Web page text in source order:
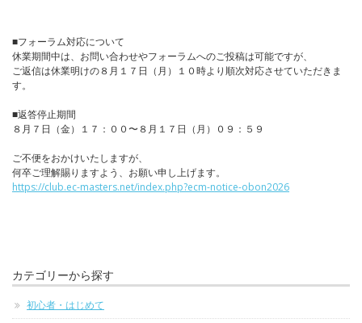
■フォーラム対応について
休業期間中は、お問い合わせやフォーラムへのご投稿は可能ですが、
ご返信は休業明けの８月１７日（月）１０時より順次対応させていただきま
す。
■返答停止期間
８月７日（金）１７：００〜８月１７日（月）０９：５９
ご不便をおかけいたしますが、
何卒ご理解賜りますよう、お願い申し上げます。
https://club.ec-masters.net/index.php?ecm-notice-obon2026
カテゴリーから探す
初心者・はじめて